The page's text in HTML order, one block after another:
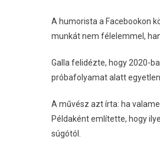
A humorista a Facebookon
munkát nem félelemmel,
Galla felidézte, hogy 2020-
próbafolyamat alatt
A művész azt írta: ha
Példaként említette, hogy
súgótól.